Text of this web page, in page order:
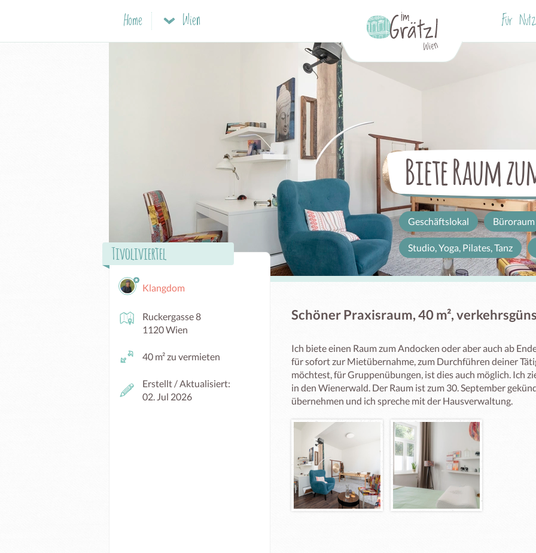
Home Wien Für
Biete Raum
Geschäftslokal Büroraum
Studio, Yoga, Pilates, Tanz
Schöner Praxisraum, 40 m²,
Ich biete einen Raum zum Andocken oder aber auch ab
für sofort zur Mietübernahme, zum Durchführen deiner
möchtest, für Gruppenübungen, ist dies auch möglich. Ich
in den Wienerwald. Der Raum ist zum 30. September
übernehmen und ich spreche mit der Hausverwaltung.
Tivoliviertel
Klangdom
Ruckergasse 8
1120 Wien
40 m² zu vermieten
Erstellt / Aktualisiert:
02. Jul 2026